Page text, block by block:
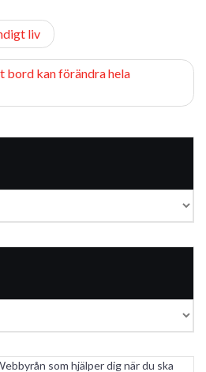
liv
bord kan förändra hela
som hjälper dig när du ska